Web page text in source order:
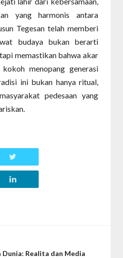
yang harmonis antara
Tegesan telah memberi
budaya bukan berarti
memastikan bahwa akar
menopang generasi
ini bukan hanya ritual,
pedesaan yang
Realita dan Media